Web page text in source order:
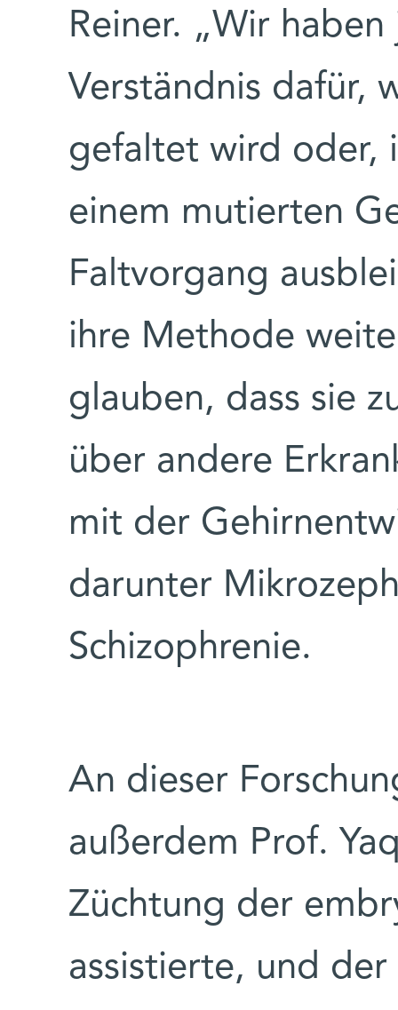
Reiner. „Wir
Verständnis dafür,
gefaltet wird oder,
einem mutierten
Faltvorgang
ihre Methode
glauben, dass sie
über andere
mit der
darunter
Schizophrenie.
An dieser
außerdem Prof.
Züchtung der
assistierte, und